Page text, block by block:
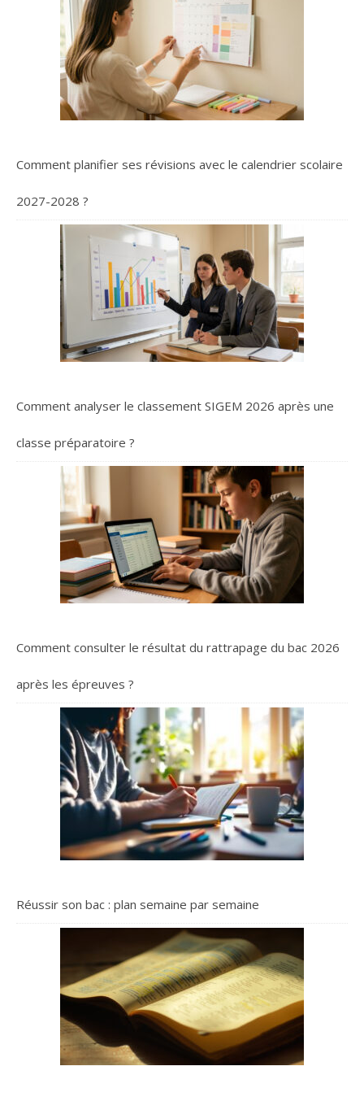
Comment planifier ses révisions avec le calendrier scolaire
2027-2028 ?
Comment analyser le classement SIGEM 2026 après une
classe préparatoire ?
Comment consulter le résultat du rattrapage du bac 2026
après les épreuves ?
Réussir son bac : plan semaine par semaine